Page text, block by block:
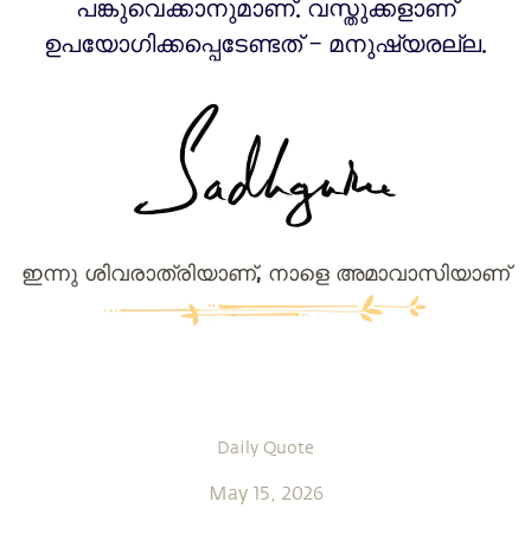
പങ്കുവെക്കാനുമാണ്. വസ്തുക്കളാണ്
ഉപയോഗിക്കപ്പെടേണ്ടത് – മനുഷ്യരല്ല.
ഇന്നു ശിവരാത്രിയാണ്, നാളെ അമാവാസിയാണ്
Daily Quote
May 15, 2026